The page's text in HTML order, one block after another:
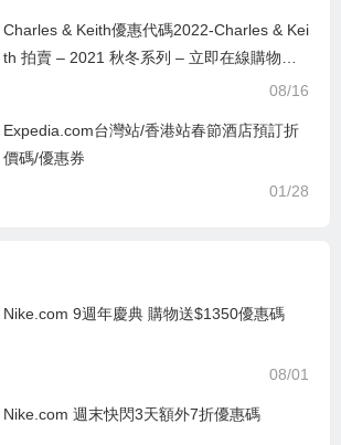
Charles & Keith優惠代碼2022-Charles & Kei
th 拍賣 – 2021 秋冬系列 – 立即在線購物並
08/16
Expedia.com台灣站/香港站春節酒店預訂折
價碼/優惠券
01/28
Nike.com 9週年慶典 購物送$1350優惠碼
08/01
Nike.com 週末快閃3天額外7折優惠碼